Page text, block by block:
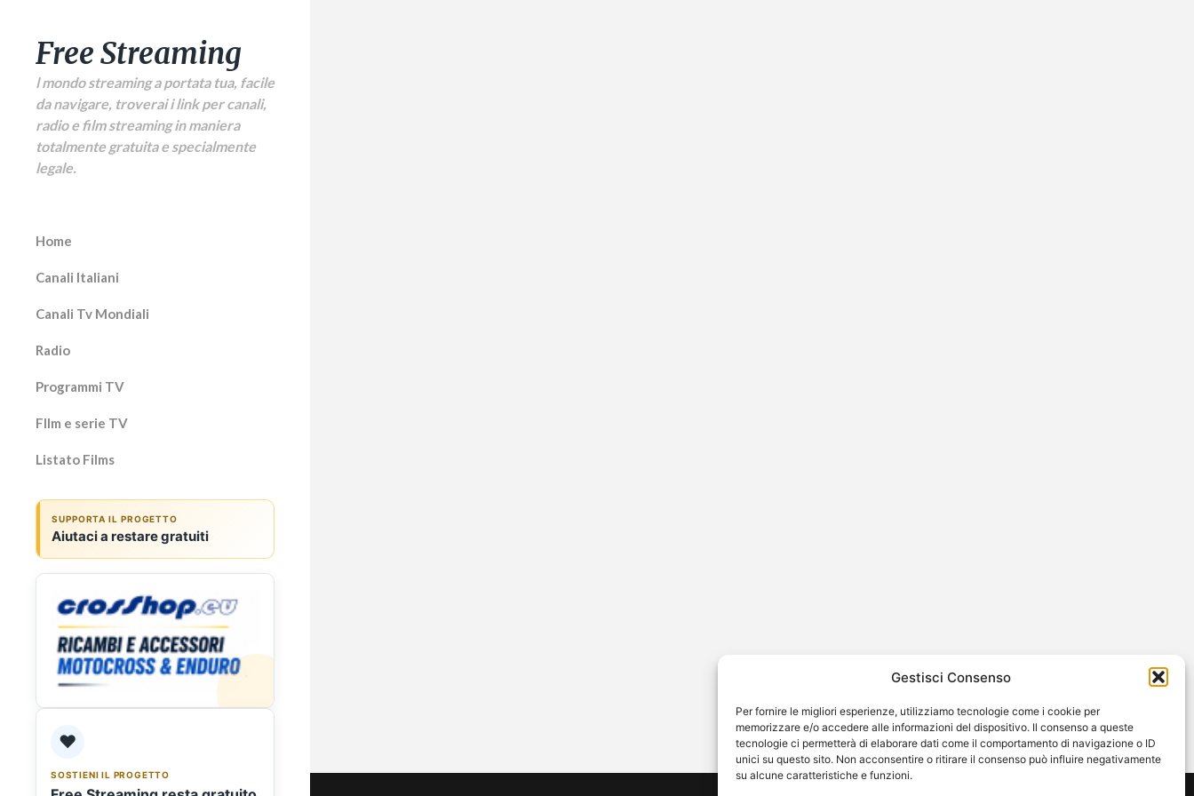
Gestisci Consenso
Per fornire le migliori esperienze, utilizziamo tecnologie come i cookie per
memorizzare e/o accedere alle informazioni del dispositivo. Il consenso a queste
tecnologie ci permetterà di elaborare dati come il comportamento di navigazione o ID
unici su questo sito. Non acconsentire o ritirare il consenso può influire negativamente
su alcune caratteristiche e funzioni.
Free Streaming
l mondo streaming a portata tua, facile
da navigare, troverai i link per canali,
radio e film streaming in maniera
totalmente gratuita e specialmente
legale.
Home
Canali Italiani
Canali Tv Mondiali
Radio
Programmi TV
Fllm e serie TV
Listato Films
SUPPORTA IL PROGETTO
Aiutaci a restare gratuiti
❤️
SOSTIENI IL PROGETTO